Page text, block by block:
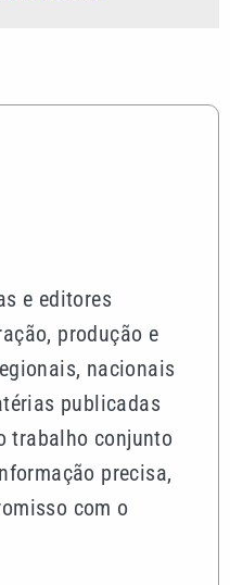
e editores
produção e
nacionais
publicadas
trabalho conjunto
precisa,
com o